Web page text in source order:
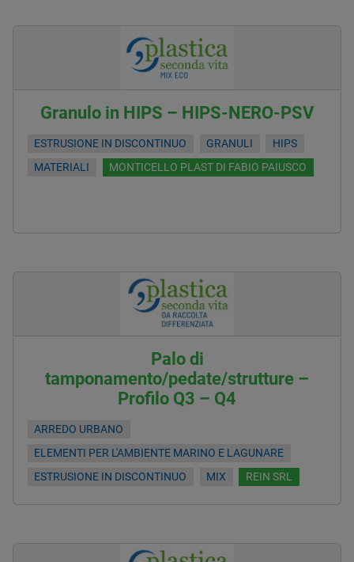
Granulo in HIPS – HIPS-NERO-PSV
ESTRUSIONE IN DISCONTINUO GRANULI
HIPS
MATERIALI
MONTICELLO PLAST DI FABIO PAIUSCO
Palo di
tamponamento/pedate/strutture –
Profilo Q3 – Q4
ARREDO URBANO
ELEMENTI PER L'AMBIENTE MARINO E LAGUNARE
ESTRUSIONE IN DISCONTINUO
MIX REIN SRL